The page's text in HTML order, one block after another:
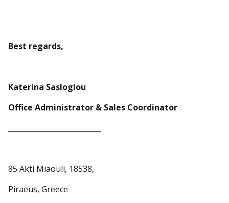
Best regards,
Katerina Sasloglou
Office Administrator & Sales Coordinator
85 Akti Miaouli, 18538,
Piraeus, Greece